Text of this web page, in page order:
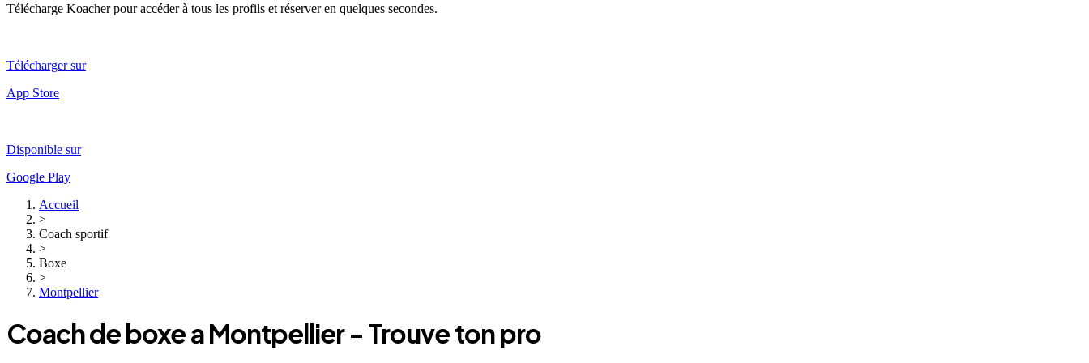
Télécharge Koacher pour accéder à tous les profils et réserver en quelques secondes.
Télécharger sur
App Store
Disponible sur
Google Play
Accueil
>
Coach sportif
>
Boxe
>
Montpellier
Coachde boxeaMontpellier- Trouve ton pro